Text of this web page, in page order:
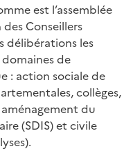
est l’assemblée
Conseillers
délibérations les
de
: action sociale de
collèges,
du
(SDIS) et civile